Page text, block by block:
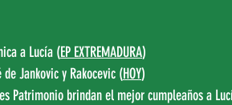
a Lucía (EP EXTREMADURA)
Jankovic y Rakocevic (HOY)
Patrimonio brindan el mejor cumpleaños a